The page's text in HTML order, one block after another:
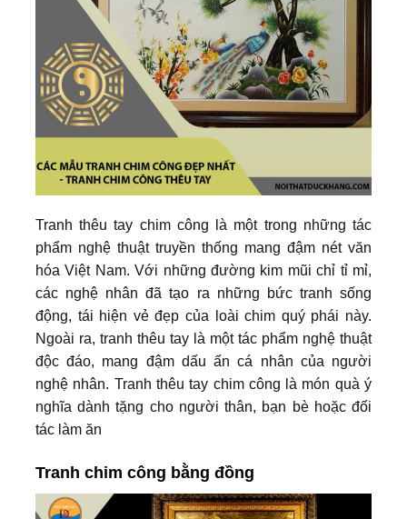
Tranh thêu tay chim công là một trong những tác
phẩm nghệ thuật truyền thống mang đậm nét văn
hóa Việt Nam. Với những đường kim mũi chỉ tỉ mỉ,
các nghệ nhân đã tạo ra những bức tranh sống
động, tái hiện vẻ đẹp của loài chim quý phái này.
Ngoài ra, tranh thêu tay là một tác phẩm nghệ thuật
độc đáo, mang đậm dấu ấn cá nhân của người
nghệ nhân. Tranh thêu tay chim công là món quà ý
nghĩa dành tặng cho người thân, bạn bè hoặc đối
tác làm ăn
Tranh chim công bằng đồng